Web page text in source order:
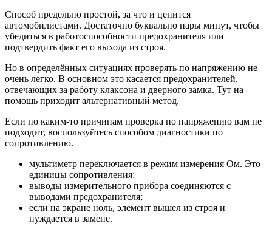
Способ предельно простой, за что и ценится
автомобилистами. Достаточно буквально пары минут, чтобы
убедиться в работоспособности предохранителя или
подтвердить факт его выхода из строя.
Но в определённых ситуациях проверять по напряжению не
очень легко. В основном это касается предохранителей,
отвечающих за работу клаксона и дверного замка. Тут на
помощь приходит альтернативный метод.
Если по каким-то причинам проверка по напряжению вам не
подходит, воспользуйтесь способом диагностики по
сопротивлению.
мультиметр переключается в режим измерения Ом. Это
единицы сопротивления;
выводы измерительного прибора соединяются с
выводами предохранителя;
если на экране ноль, элемент вышел из строя и
нуждается в замене.